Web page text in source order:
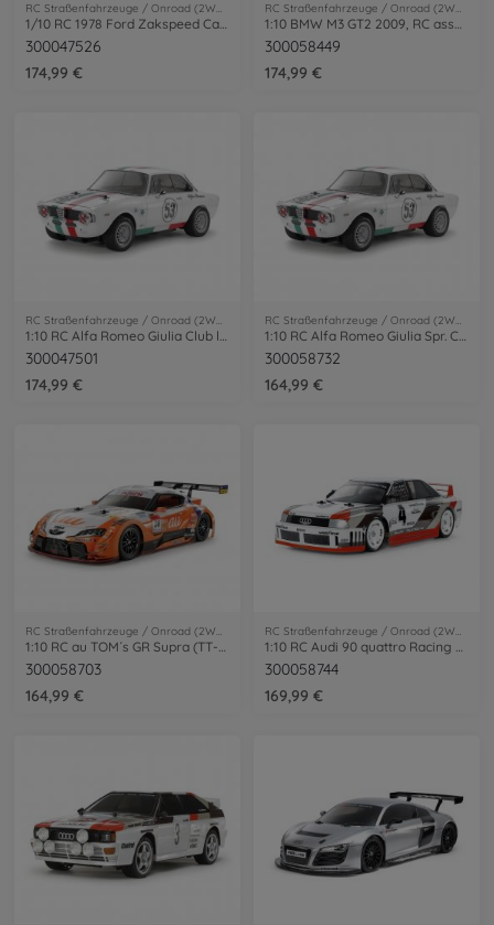
RC Straßenfahrzeuge / Onroad (2WD/4WD)
1/10 RC 1978 Ford Zakspeed Capri Turbo TT-02
300047526
174,99 €
RC Straßenfahrzeuge / Onroad (2WD/4WD)
1:10 BMW M3 GT2 2009, RC assembly kit
300058449
174,99 €
RC Straßenfahrzeuge / Onroad (2WD/4WD)
300047501
174,99 €
RC Straßenfahrzeuge / Onroad (2WD/4WD)
300058732
164,99 €
RC Straßenfahrzeuge / Onroad (2WD/4WD)
1:10 RC au TOM´s GR Supra (TT-02)
300058703
164,99 €
RC Straßenfahrzeuge / Onroad (2WD/4WD)
1:10 RC Audi 90 quattro Racing TT-02
300058744
169,99 €